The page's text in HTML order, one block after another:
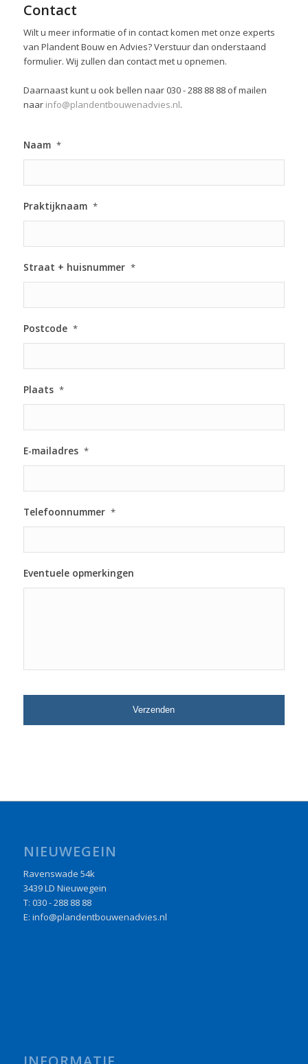
Contact
Wilt u meer informatie of in contact komen met onze experts
van Plandent Bouw en Advies? Verstuur dan onderstaand
formulier. Wij zullen dan contact met u opnemen.
Daarnaast kunt u ook bellen naar 030 - 288 88 88 of mailen
naar info@plandentbouwenadvies.nl.
Naam *
Praktijknaam *
Straat + huisnummer *
Postcode *
Plaats *
E-mailadres *
Telefoonnummer *
Eventuele opmerkingen
NIEUWEGEIN
Ravenswade 54k
3439 LD Nieuwegein
T: 030 - 288 88 88
E: info@plandentbouwenadvies.nl